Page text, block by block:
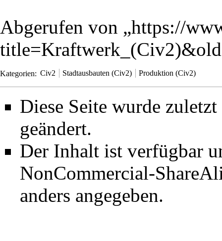
Abgerufen von „https://
Kategorien: Civ2 Stadtausbauten (Civ2) Produktion (Civ2)
Diese Seite wurde
geändert.
Der Inhalt ist verfügbar
NonCommercial-
anders angegeben.